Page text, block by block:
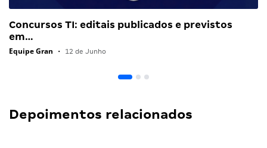
Concursos TI: editais publicados e previstos
em…
Equipe Gran • 12 de Junho
Depoimentos relacionados